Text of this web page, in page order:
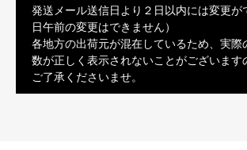
発送メール送信日より２日以内には変更が
日午前の変更はできません）
各地方の出荷元が混在しているため、実際
数が正しく表示されないことがございます
ご了承くださいませ。